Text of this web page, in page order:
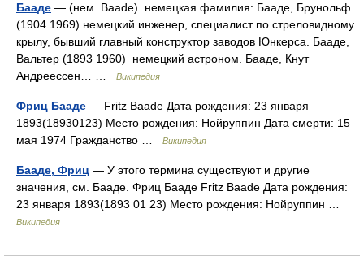
Бааде — (нем. Baade) немецкая фамилия: Бааде, Брунольф
(1904 1969) немецкий инженер, специалист по стреловидному
крылу, бывший главный конструктор заводов Юнкерса. Бааде,
Вальтер (1893 1960) немецкий астроном. Бааде, Кнут
Андреессен… …
Википедия
Фриц Бааде — Fritz Baade Дата рождения: 23 января
1893(18930123) Место рождения: Нойруппин Дата смерти: 15
мая 1974 Гражданство …
Википедия
Бааде, Фриц — У этого термина существуют и другие
значения, см. Бааде. Фриц Бааде Fritz Baade Дата рождения:
23 января 1893(1893 01 23) Место рождения: Нойруппин …
Википедия